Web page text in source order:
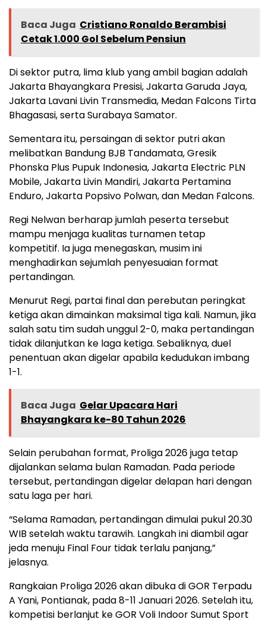
Baca Juga Cristiano Ronaldo Berambisi
Cetak 1.000 Gol Sebelum Pensiun
Di sektor putra, lima klub yang ambil bagian adalah
Jakarta Bhayangkara Presisi, Jakarta Garuda Jaya,
Jakarta Lavani Livin Transmedia, Medan Falcons Tirta
Bhagasasi, serta Surabaya Samator.
Sementara itu, persaingan di sektor putri akan
melibatkan Bandung BJB Tandamata, Gresik
Phonska Plus Pupuk Indonesia, Jakarta Electric PLN
Mobile, Jakarta Livin Mandiri, Jakarta Pertamina
Enduro, Jakarta Popsivo Polwan, dan Medan Falcons.
Regi Nelwan berharap jumlah peserta tersebut
mampu menjaga kualitas turnamen tetap
kompetitif. Ia juga menegaskan, musim ini
menghadirkan sejumlah penyesuaian format
pertandingan.
Menurut Regi, partai final dan perebutan peringkat
ketiga akan dimainkan maksimal tiga kali. Namun, jika
salah satu tim sudah unggul 2-0, maka pertandingan
tidak dilanjutkan ke laga ketiga. Sebaliknya, duel
penentuan akan digelar apabila kedudukan imbang
1-1.
Baca Juga Gelar Upacara Hari
Bhayangkara ke-80 Tahun 2026
Selain perubahan format, Proliga 2026 juga tetap
dijalankan selama bulan Ramadan. Pada periode
tersebut, pertandingan digelar delapan hari dengan
satu laga per hari.
“Selama Ramadan, pertandingan dimulai pukul 20.30
WIB setelah waktu tarawih. Langkah ini diambil agar
jeda menuju Final Four tidak terlalu panjang,”
jelasnya.
Rangkaian Proliga 2026 akan dibuka di GOR Terpadu
A Yani, Pontianak, pada 8-11 Januari 2026. Setelah itu,
kompetisi berlanjut ke GOR Voli Indoor Sumut Sport